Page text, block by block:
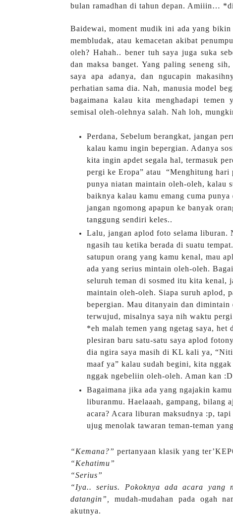
bulan ramadhan di tahun depan. Amiiin…
Baidewai, moment mudik ini ada yang bikin
membludak, atau kemacetan akibat
oleh? Hahah.. bener tuh saya juga suka
dan maksa banget. Yang paling seneng
saya apa adanya, dan ngucapin
perhatian sama dia. Nah, manusia model
bagaimana kalau kita menghadapi
semisal oleh-olehnya salah. Nah loh,
Perdana, Sebelum berangkat, jangan
kalau kamu ingin bepergian. Adanya
kita ingin apdet segala hal, termasuk
pergi ke Eropa” atau
“Menghitung hari
punya niatan maintain oleh-oleh, kalau
baiknya kalau kamu emang cuma
jangan ngomong apapun ke banyak
tanggung sendiri keles..
Lalu, jangan aplod foto selama liburan.
ngasih tau ketika berada di suatu
satupun orang yang kamu kenal, mau
ada yang serius mintain oleh-oleh.
seluruh teman di sosmed itu kita kenal,
maintain oleh-oleh. Siapa suruh aplod,
bepergian. Mau ditanyain dan dimintain
terwujud, misalnya saya nih waktu
*eh malah temen yang ngetag saya,
plesiran baru satu-satu saya aplod
dia ngira saya masih di KL kali ya,
maaf ya” kalau sudah begini, kita
nggak ngebeliin oleh-oleh. Aman kan :D
Bagaimana jika ada yang ngajakin
liburanmu. Haelaaah, gampang, bilang
acara? Acara liburan maksudnya :p,
ujug menolak tawaran teman-teman
“Kemana?” pertanyaan klasik yang
“Kehatimu”
“Serius”
“Iya.. serius. Pokoknya ada acara
datangin”, mudah-mudahan pada ogah
akutnya.